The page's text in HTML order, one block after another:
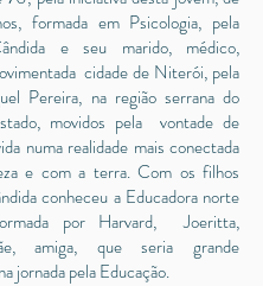
formada em Psicologia, pela
e seu marido, médico,
cidade de Niterói, pela
Pereira, na região serrana do
movidos pela vontade de
numa realidade mais conectada
e com a terra. Com os filhos
conheceu a Educadora norte
por Harvard, Joeritta,
amiga, que seria grande
jornada pela Educação.